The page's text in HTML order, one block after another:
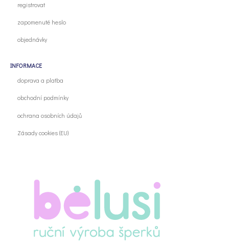
registrovat
zapomenuté heslo
objednávky
INFORMACE
doprava a platba
obchodní podmínky
ochrana osobních údajů
Zásady cookies (EU)